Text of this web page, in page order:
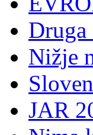
Druga
Nižje
JAR